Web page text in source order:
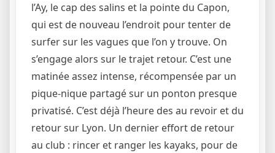
l’Ay, le cap des salins et la pointe du Capon,
qui est de nouveau l’endroit pour tenter de
surfer sur les vagues que l’on y trouve. On
s’engage alors sur le trajet retour. C’est une
matinée assez intense, récompensée par un
pique-nique partagé sur un ponton presque
privatisé. C’est déjà l’heure des au revoir et du
retour sur Lyon. Un dernier effort de retour
au club : rincer et ranger les kayaks, pour de